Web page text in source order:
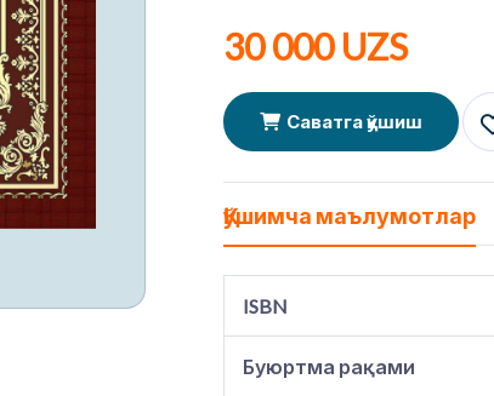
30 000 UZS
Саватга қўшиш
Қўшимча маълумотлар
ISBN
Буюртма рақами